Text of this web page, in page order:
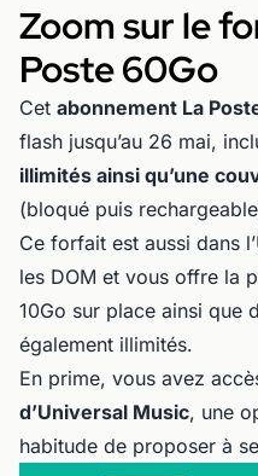
Zoom sur le
Poste 60Go
Cet abonnement La
flash jusqu’au 26 mai,
illimités ainsi qu’une
(bloqué puis
Ce forfait est aussi dans
les DOM et vous offre la
10Go sur place ainsi que
également illimités.
En prime, vous avez
d’Universal Music, une
habitude de proposer à